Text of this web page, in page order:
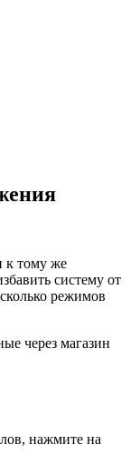
к тому же
систему от
режимов
через магазин
нажмите на